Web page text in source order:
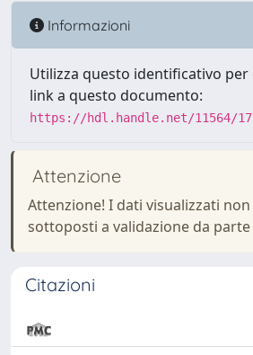
Informazioni
Utilizza questo identificativo
link a questo documento:
https://hdl.handle.net/11564/
Attenzione
Attenzione! I dati visualizzati
sottoposti a validazione da
Citazioni